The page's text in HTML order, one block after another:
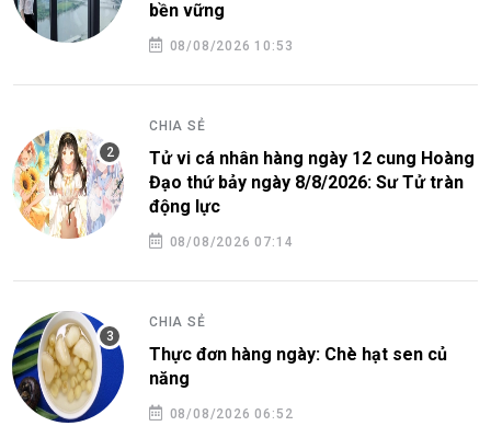
bền vững
08/08/2026 10:53
CHIA SẺ
Tử vi cá nhân hàng ngày 12 cung Hoàng
Đạo thứ bảy ngày 8/8/2026: Sư Tử tràn
động lực
08/08/2026 07:14
CHIA SẺ
Thực đơn hàng ngày: Chè hạt sen củ
năng
08/08/2026 06:52